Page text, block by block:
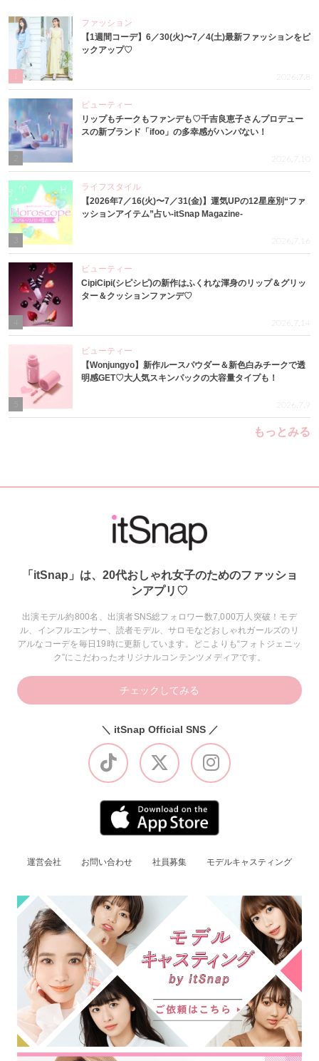
ファッション
【1週間コーデ】6／30(火)〜7／4(土)最新ファッションをピ
ックアップ♡
2026.7.8
ビューティー
リップもチークもファンデも♡千吉良恵子さんプロデュー
スの新ブランド「ifoo」の多幸感がハンパない！
2026.7.10
3
ライフスタイル
【2026年7／16(火)〜7／31(金)】運気UPの12星座別“ファ
ッションアイテム”占い-itSnap Magazine-
2026.7.16
4
ビューティー
CipiCipi(シピシピ)の新作はふくれな渾身のリップ＆グリッ
ター＆クッションファンデ♡
2026.7.14
ビューティー
【Wonjungyo】新作ルースパウダー＆新色白みチークで透
明感GET♡大人気スキンパックの大容量タイプも！
2026.7.9
もっとみる
「itSnap」は、20代おしゃれ女子のためのファッショ
ンアプリ♡
出演モデル約800名、出演者SNS総フォロワー数7,000万人突破！モデ
ル、インフルエンサー、読者モデル、サロモなどおしゃれガールズのリ
アルなコーデを毎日19時に更新しています。どこよりも“フォトジェニッ
ク”にこだわったオリジナルコンテンツメディアです。
チェックしてみる
＼ itSnap Official SNS ／
運営会社 お問い合わせ 社員募集 モデルキャスティング